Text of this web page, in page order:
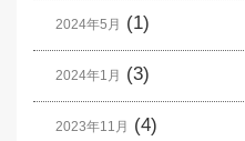
2024年5月 (1)
2024年1月 (3)
2023年11月 (4)